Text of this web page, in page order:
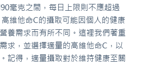
毫克之間，每日上限則不應超過
維他命C的攝取可能因個人的健康
養需求而有所不同。這裡我們著重
求，並選擇適量的高維他命C，以
記得，適量攝取對於維持健康至關